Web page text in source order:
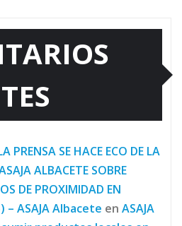
PRENSA SE HACE ECO DE LA
ALBACETE SOBRE
DE PROXIMIDAD EN
– ASAJA Albacete en ASAJA